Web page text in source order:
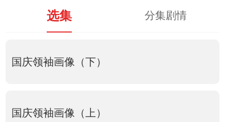
选集 分集剧情
国庆领袖画像（下）
国庆领袖画像（上）